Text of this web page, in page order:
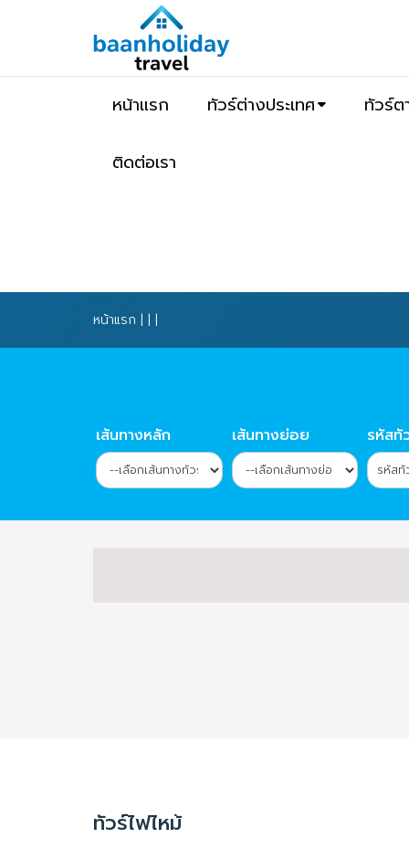
หน้าแรก ทัวร์ต่างประเทศ ทัวร์ต
ติดต่อเรา
หน้าแรก | | |
เส้นทางหลัก เส้นทางย่อย รหัสทั
ทัวร์ไฟไหม้